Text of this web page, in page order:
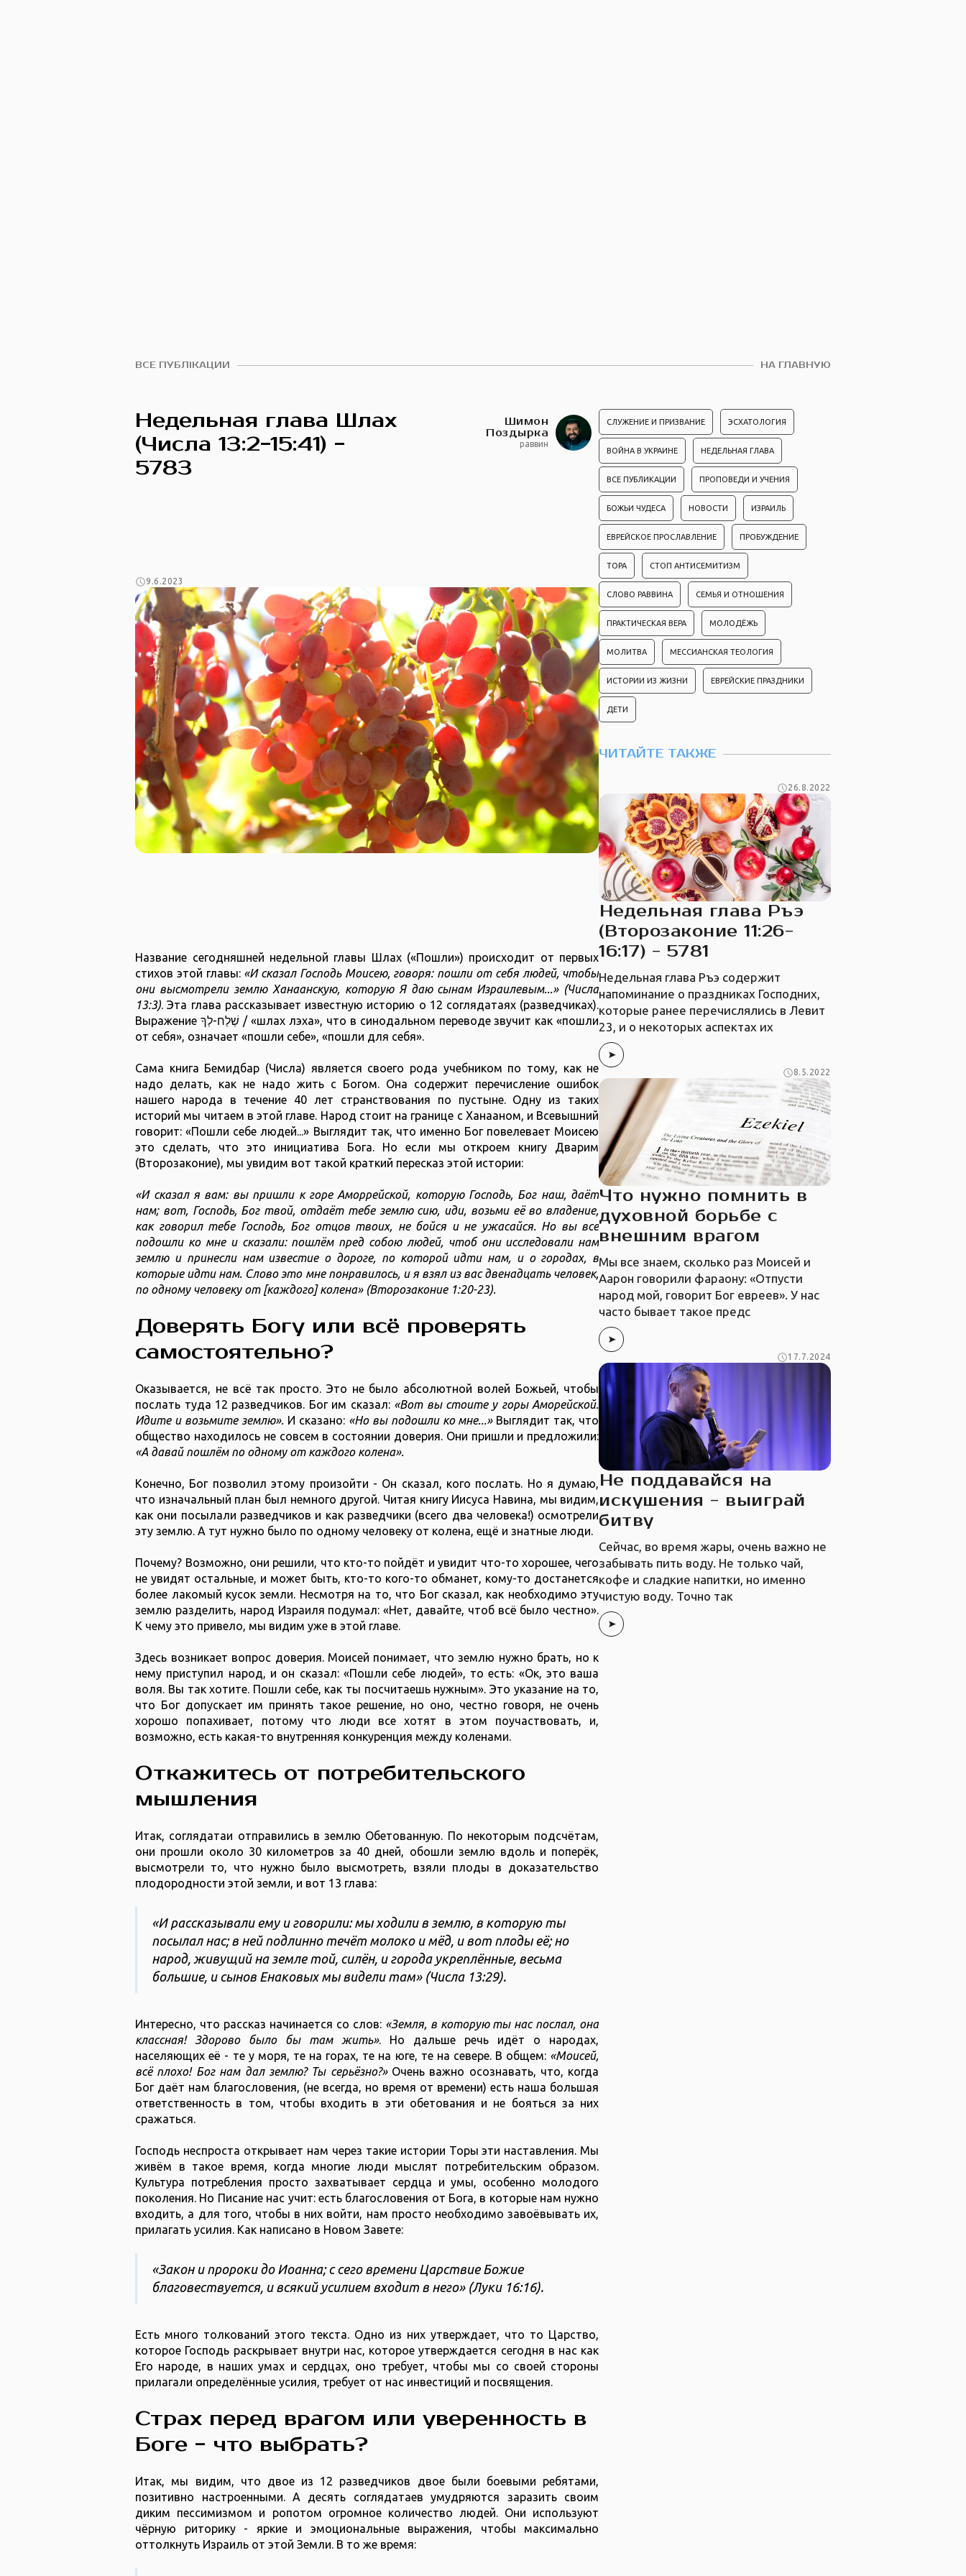
ВСЕ ПУБЛІКАЦИИ НА ГЛАВНУЮ
Недельная глава Шлах
(Числа 13:2-15:41) -
5783
Шимон
Поздырка
раввин
9.6.2023
Название сегодняшней недельной главы Шлах («Пошли») происходит от первых
стихов этой главы: «И сказал Господь Моисею, говоря: пошли от себя людей, чтобы
они высмотрели землю Ханаанскую, которую Я даю сынам Израилевым...» (Числа
13:3). Эта глава рассказывает известную историю о 12 соглядатаях (разведчиках).
Выражение שְׁלַח-לְךָ / «шлах лэха», что в синодальном переводе звучит как «пошли
от себя», означает «пошли себе», «пошли для себя».
Сама книга Бемидбар (Числа) является своего рода учебником по тому, как не
надо делать, как не надо жить с Богом. Она содержит перечисление ошибок
нашего народа в течение 40 лет странствования по пустыне. Одну из таких
историй мы читаем в этой главе. Народ стоит на границе с Ханааном, и Всевышний
говорит: «Пошли себе людей...» Выглядит так, что именно Бог повелевает Моисею
это сделать, что это инициатива Бога. Но если мы откроем книгу Дварим
(Второзаконие), мы увидим вот такой краткий пересказ этой истории:
«И сказал я вам: вы пришли к горе Аморрейской, которую Господь, Бог наш, даёт
нам; вот, Господь, Бог твой, отдаёт тебе землю сию, иди, возьми её во владение,
как говорил тебе Господь, Бог отцов твоих, не бойся и не ужасайся. Но вы все
подошли ко мне и сказали: пошлём пред собою людей, чтоб они исследовали нам
землю и принесли нам известие о дороге, по которой идти нам, и о городах, в
которые идти нам. Слово это мне понравилось, и я взял из вас двенадцать человек,
по одному человеку от [каждого] колена» (Второзаконие 1:20-23).
Доверять Богу или всё проверять
самостоятельно?
Оказывается, не всё так просто. Это не было абсолютной волей Божьей, чтобы
послать туда 12 разведчиков. Бог им сказал: «Вот вы стоите у горы Аморейской.
Идите и возьмите землю».И сказано: «Но вы подошли ко мне...» Выглядит так, что
общество находилось не совсем в состоянии доверия. Они пришли и предложили:
«А давай пошлём по одному от каждого колена».
Конечно, Бог позволил этому произойти - Он сказал, кого послать. Но я думаю,
что изначальный план был немного другой. Читая книгу Иисуса Навина, мы видим,
как они посылали разведчиков и как разведчики (всего два человека!) осмотрели
эту землю. А тут нужно было по одному человеку от колена, ещё и знатные люди.
Почему? Возможно, они решили, что кто-то пойдёт и увидит что-то хорошее, чего
не увидят остальные, и может быть, кто-то кого-то обманет, кому-то достанется
более лакомый кусок земли. Несмотря на то, что Бог сказал, как необходимо эту
землю разделить, народ Израиля подумал: «Нет, давайте, чтоб всё было честно».
К чему это привело, мы видим уже в этой главе.
Здесь возникает вопрос доверия. Моисей понимает, что землю нужно брать, но к
нему приступил народ, и он сказал: «Пошли себе людей», то есть: «Ок, это ваша
воля. Вы так хотите. Пошли себе, как ты посчитаешь нужным». Это указание на то,
что Бог допускает им принять такое решение, но оно, честно говоря, не очень
хорошо попахивает, потому что люди все хотят в этом поучаствовать, и,
возможно, есть какая-то внутренняя конкуренция между коленами.
Откажитесь от потребительского
мышления
Итак, соглядатаи отправились в землю Обетованную. По некоторым подсчётам,
они прошли около 30 километров за 40 дней, обошли землю вдоль и поперёк,
высмотрели то, что нужно было высмотреть, взяли плоды в доказательство
плодородности этой земли, и вот 13 глава:
«И рассказывали ему и говорили: мы ходили в землю, в которую ты
посылал нас; в ней подлинно течёт молоко и мёд, и вот плоды её; но
народ, живущий на земле той, силён, и города укреплённые, весьма
большие, и сынов Енаковых мы видели там» (Числа 13:29).
Интересно, что рассказ начинается со слов: «Земля, в которую ты нас послал, она
классная! Здорово было бы там жить». Но дальше речь идёт о народах,
населяющих её - те у моря, те на горах, те на юге, те на севере. В общем: «Моисей,
всё плохо! Бог нам дал землю? Ты серьёзно?»Очень важно осознавать, что, когда
Бог даёт нам благословения, (не всегда, но время от времени) есть наша большая
ответственность в том, чтобы входить в эти обетования и не бояться за них
сражаться.
Господь неспроста открывает нам через такие истории Торы эти наставления. Мы
живём в такое время, когда многие люди мыслят потребительским образом.
Культура потребления просто захватывает сердца и умы, особенно молодого
поколения. Но Писание нас учит: есть благословения от Бога, в которые нам нужно
входить, а для того, чтобы в них войти, нам просто необходимо завоёвывать их,
прилагать усилия. Как написано в Новом Завете:
«Закон и пророки до Иоанна; с сего времени Царствие Божие
благовествуется, и всякий усилием входит в него» (Луки 16:16).
Есть много толкований этого текста. Одно из них утверждает, что то Царство,
которое Господь раскрывает внутри нас, которое утверждается сегодня в нас как
Его народе, в наших умах и сердцах, оно требует, чтобы мы со своей стороны
прилагали определённые усилия, требует от нас инвестиций и посвящения.
Страх перед врагом или уверенность в
Боге - что выбрать?
Итак, мы видим, что двое из 12 разведчиков двое были боевыми ребятами,
позитивно настроенными. А десять соглядатаев умудряются заразить своим
диким пессимизмом и ропотом огромное количество людей. Они используют
чёрную риторику - яркие и эмоциональные выражения, чтобы максимально
оттолкнуть Израиль от этой Земли. В то же время:
СЛУЖЕНИЕ И ПРИЗВАНИЕ ЭСХАТОЛОГИЯ
ВОЙНА В УКРАИНЕ НЕДЕЛЬНАЯ ГЛАВА
ВСЕ ПУБЛИКАЦИИ ПРОПОВЕДИ И УЧЕНИЯ
БОЖЬИ ЧУДЕСА НОВОСТИ ИЗРАИЛЬ
ЕВРЕЙСКОЕ ПРОСЛАВЛЕНИЕ ПРОБУЖДЕНИЕ
ТОРА СТОП АНТИСЕМИТИЗМ
СЛОВО РАВВИНА СЕМЬЯ И ОТНОШЕНИЯ
ПРАКТИЧЕСКАЯ ВЕРА МОЛОДЁЖЬ
МОЛИТВА МЕССИАНСКАЯ ТЕОЛОГИЯ
ИСТОРИИ ИЗ ЖИЗНИ ЕВРЕЙСКИЕ ПРАЗДНИКИ
ДЕТИ
ЧИТАЙТЕ ТАКЖЕ
26.8.2022
Недельная глава Ръэ
(Второзаконие 11:26-
16:17) - 5781
Недельная глава Ръэ содержит
напоминание о праздниках Господних,
которые ранее перечислялись в Левит
23, и о некоторых аспектах их
8.5.2022
Что нужно помнить в
духовной борьбе с
внешним врагом
Мы все знаем, сколько раз Моисей и
Аарон говорили фараону: «Отпусти
народ мой, говорит Бог евреев». У нас
часто бывает такое предс
17.7.2024
Не поддавайся на
искушения - выиграй
битву
Сейчас, во время жары, очень важно не
забывать пить воду. Не только чай,
кофе и сладкие напитки, но именно
чистую воду. Точно так